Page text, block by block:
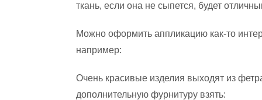
ткань, если она не сыпется, будет
Можно оформить аппликацию как-то
например:
Очень красивые изделия выходят из
дополнительную фурнитуру взять: